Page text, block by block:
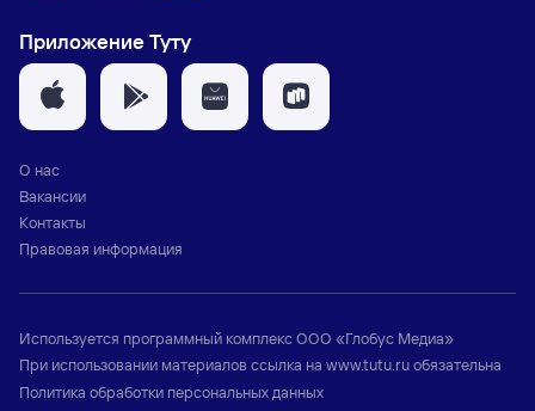
Приложение Туту
О нас
Вакансии
Контакты
Правовая информация
Используется программный комплексООО «Глобус Медиа»
При использовании материалов ссылка на www.tutu.ruобязательна
Политика обработки персональных данных